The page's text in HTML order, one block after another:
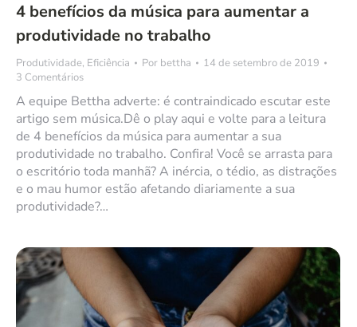
4 benefícios da música para aumentar a
produtividade no trabalho
Produtividade, Eficiência Por bettha
14 de setembro de 2019
3 Comentários
A equipe Bettha adverte: é contraindicado escutar este
artigo sem música.Dê o play aqui e volte para a leitura
de 4 benefícios da música para aumentar a sua
produtividade no trabalho. Confira! Você se arrasta para
o escritório toda manhã? A inércia, o tédio, as distrações
e o mau humor estão afetando diariamente a sua
produtividade?…